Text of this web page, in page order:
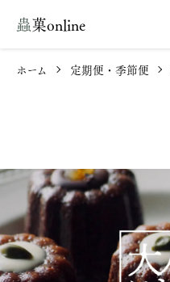
蟲菓online
ホーム 定期便・季節便